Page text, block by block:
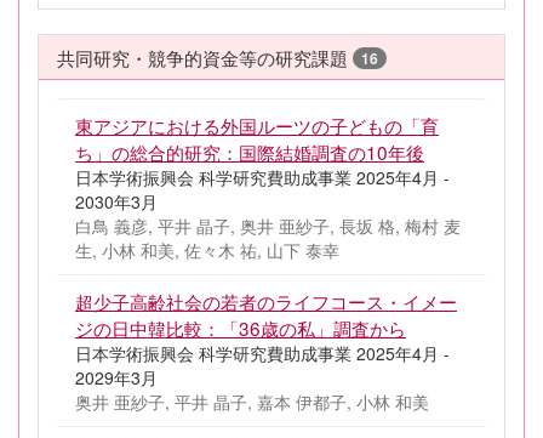
共同研究・競争的資金等の研究課題 16
東アジアにおける外国ルーツの子どもの「育
ち」の総合的研究：国際結婚調査の10年後
日本学術振興会 科学研究費助成事業 2025年4月 -
2030年3月
白鳥 義彦, 平井 晶子, 奥井 亜紗子, 長坂 格, 梅村 麦
生, 小林 和美, 佐々木 祐, 山下 泰幸
超少子高齢社会の若者のライフコース・イメー
ジの日中韓比較：「36歳の私」調査から
日本学術振興会 科学研究費助成事業 2025年4月 -
2029年3月
奥井 亜紗子, 平井 晶子, 嘉本 伊都子, 小林 和美